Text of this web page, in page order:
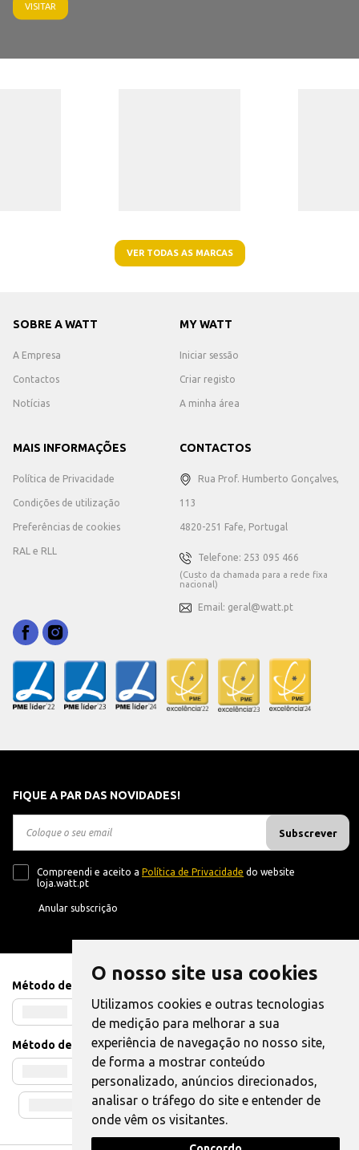
O nosso site usa cookies
Utilizamos cookies e outras tecnologias
de medição para melhorar a sua
experiência de navegação no nosso site,
de forma a mostrar conteúdo
personalizado, anúncios direcionados,
analisar o tráfego do site e entender de
onde vêm os visitantes.
VISITAR
VER TODAS AS MARCAS
SOBRE A WATT
A Empresa
Contactos
Notícias
MY WATT
Iniciar sessão
Criar registo
A minha área
MAIS INFORMAÇÕES
Política de Privacidade
Condições de utilização
Preferências de cookies
RAL e RLL
CONTACTOS
Rua Prof. Humberto Gonçalves,
113
4820-251 Fafe, Portugal
Telefone: 253 095 466
(Custo da chamada para a rede fixa
nacional)
Email: geral@watt.pt
FIQUE A PAR DAS NOVIDADES!
Subscrever
Compreendi e aceito a Política de Privacidade do website
loja.watt.pt
Anular subscrição
Método de Pagamento
Método de Envio